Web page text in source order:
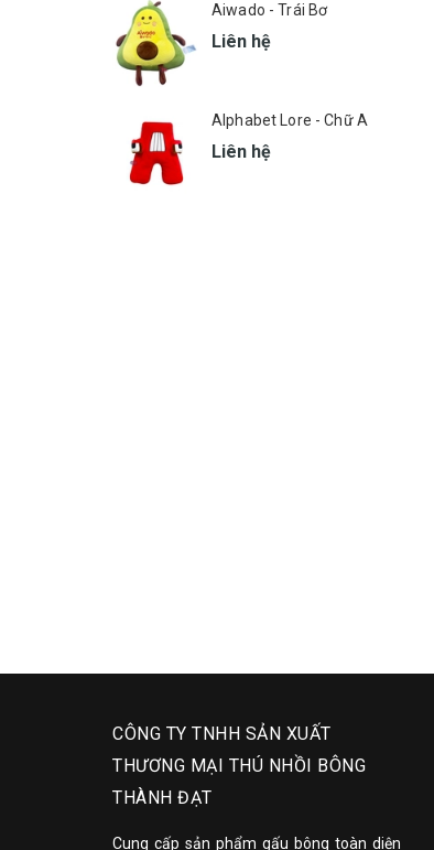
Aiwado - Trái Bơ
Liên hệ
Alphabet Lore - Chữ A
Liên hệ
CÔNG TY TNHH SẢN XUẤT
THƯƠNG MẠI THÚ NHỒI BÔNG
THÀNH ĐẠT
Cung cấp sản phẩm gấu bông toàn diện